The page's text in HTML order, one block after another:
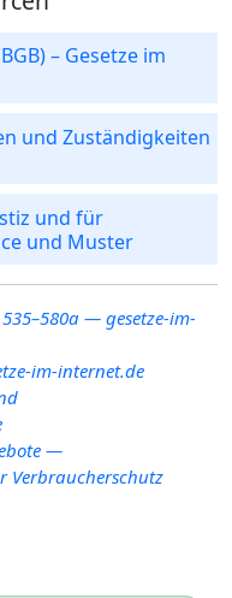
– Gesetze im
und Zuständigkeiten
und für
und Muster
— gesetze-im-
im-internet.de
—
Verbraucherschutz